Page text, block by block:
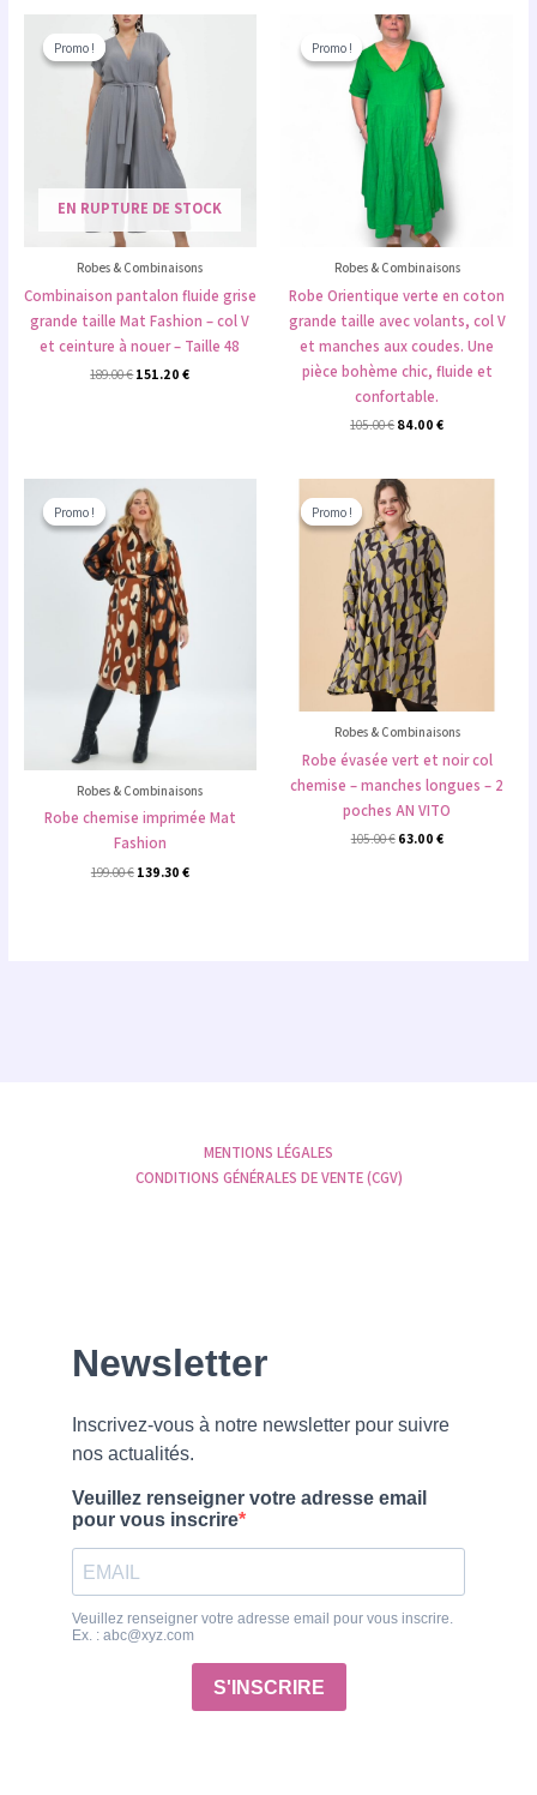
Promo !
EN RUPTURE DE STOCK
Promo !
Robes & Combinaisons
Combinaison pantalon fluide grise
grande taille Mat Fashion – col V
et ceinture à nouer – Taille 48
189.00€
Le
prix
initial
était :
189.00 €.
151.20€
Promo !
Promo !
Robes & Combinaisons
Robe Orientique verte en coton
grande taille avec volants, col V
et manches aux coudes. Une
pièce bohème chic, fluide et
confortable.
105.00€
Le
prix
initial
était :
105.00 €.
84.00€
84.00 €.
Promo !
Promo !
Robes & Combinaisons
Robe chemise imprimée Mat
Fashion
199.00€
Le
prix
initial
était :
199.00 €.
139.30 €
Le
Promo !
Promo !
Robes & Combinaisons
Robe évasée vert et noir col
chemise – manches longues – 2
poches AN VITO
105.00€
Le
prix
initial
était :
105.00 €.
63.00 €
Le
63.00 €.
MENTIONS LÉGALES
CONDITIONS GÉNÉRALES DE VENTE (CGV)